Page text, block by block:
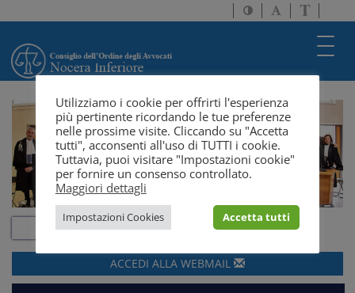
Attiva/disattiva
alto
Attiva/
dimensione
a
solo
ACCEDI ALLA WEBMAIL
Utilizziamo i cookie per offrirti l'esperienza
più pertinente ricordando le tue preferenze
nelle prossime visite. Cliccando su "Accetta
tutti", acconsenti all'uso di TUTTI i cookie.
Tuttavia, puoi visitare "Impostazioni cookie"
per fornire un consenso controllato.
Maggiori dettagli
Impostazioni Cookies Accetta tutti